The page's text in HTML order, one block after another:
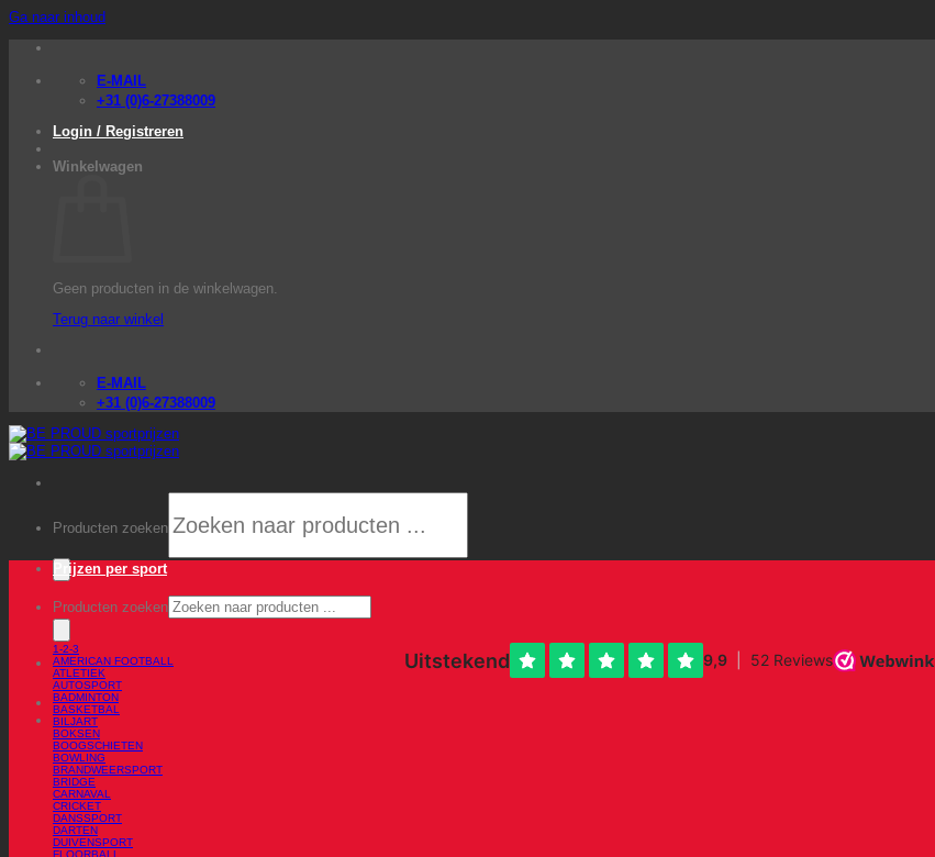
Ga naar inhoud
E-MAIL
+31 (0)6-27388009
Login / Registreren
Winkelwagen
Geen producten in de winkelwagen.
Terug naar winkel
E-MAIL
+31 (0)6-27388009
Producten zoeken
Producten zoeken
Prijzen per sport
1-2-3
AMERICAN FOOTBALL
ATLETIEK
AUTOSPORT
BADMINTON
BASKETBAL
BILJART
BOKSEN
BOOGSCHIETEN
BOWLING
BRANDWEERSPORT
BRIDGE
CARNAVAL
CRICKET
DANSSPORT
DARTEN
DUIVENSPORT
FLOORBALL